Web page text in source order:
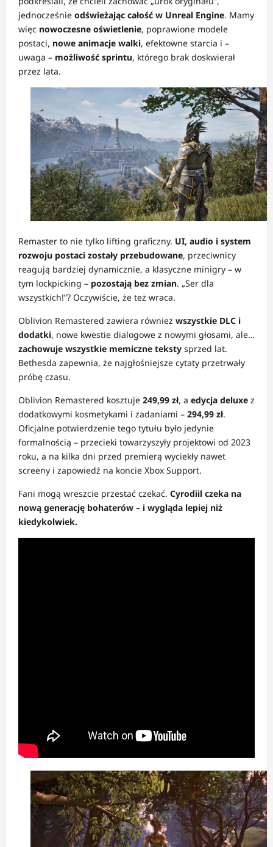
jednocześnie odświeżając całość w Unreal Engine. Mamy
więc nowoczesne oświetlenie, poprawione modele
postaci, nowe animacje walki, efektowne starcia i –
uwaga – możliwość sprintu, którego brak doskwierał
przez lata.
Remaster to nie tylko lifting graficzny. UI, audio i system
rozwoju postaci zostały przebudowane, przeciwnicy
reagują bardziej dynamicznie, a klasyczne minigry – w
tym lockpicking – pozostają bez zmian. „Ser dla
wszystkich!”? Oczywiście, że też wraca.
Oblivion Remastered zawiera również wszystkie DLC i
dodatki, nowe kwestie dialogowe z nowymi głosami, ale…
zachowuje wszystkie memiczne teksty sprzed lat.
Bethesda zapewnia, że najgłośniejsze cytaty przetrwały
próbę czasu.
Oblivion Remastered kosztuje 249,99 zł, a edycja deluxe z
dodatkowymi kosmetykami i zadaniami – 294,99 zł.
Oficjalne potwierdzenie tego tytułu było jedynie
formalnością – przecieki towarzyszyły projektowi od 2023
roku, a na kilka dni przed premierą wyciekły nawet
screeny i zapowiedź na koncie Xbox Support.
Fani mogą wreszcie przestać czekać. Cyrodiil czeka na
nową generację bohaterów – i wygląda lepiej niż
kiedykolwiek.